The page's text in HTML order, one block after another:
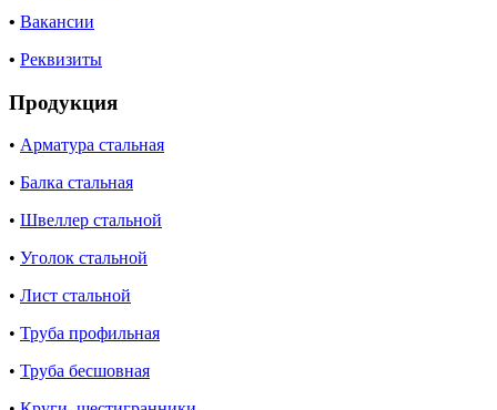
• Вакансии
• Реквизиты
Продукция
• Арматура стальная
• Балка стальная
• Швеллер стальной
• Уголок стальной
• Лист стальной
• Труба профильная
• Труба бесшовная